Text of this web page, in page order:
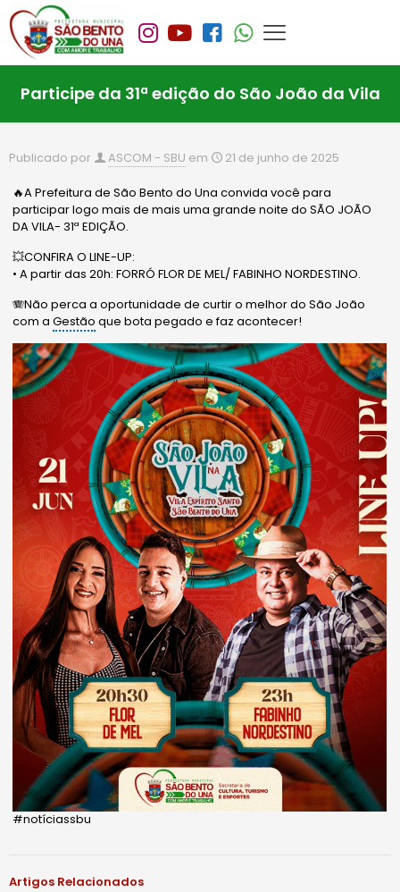
Participe da 31ª edição do São João da Vila
Publicado por ASCOM - SBU em 21 de junho de 2025
🔥A Prefeitura de São Bento do Una convida você para
participar logo mais de mais uma grande noite do SÃO JOÃO
DA VILA- 31ª EDIÇÃO.
💥CONFIRA O LINE-UP:
• A partir das 20h: FORRÓ FLOR DE MEL/ FABINHO NORDESTINO.
🪗Não perca a oportunidade de curtir o melhor do São João
com aGestão que bota pegado e faz acontecer!
#notíciassbu
Artigos Relacionados